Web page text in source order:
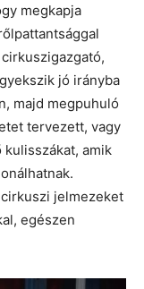
megkapja
jó irányba
majd megpuhuló
tervezett, vagy
amik
jelmezeket
egészen